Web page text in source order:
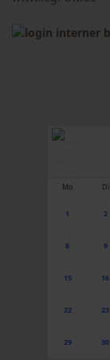
Mo Di
1 2
8 9
15 16
22 23
29 30